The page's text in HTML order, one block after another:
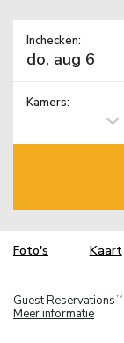
Inchecken:
Kamers:
Foto's Kaart
Guest Reservations TM
Meer informatie